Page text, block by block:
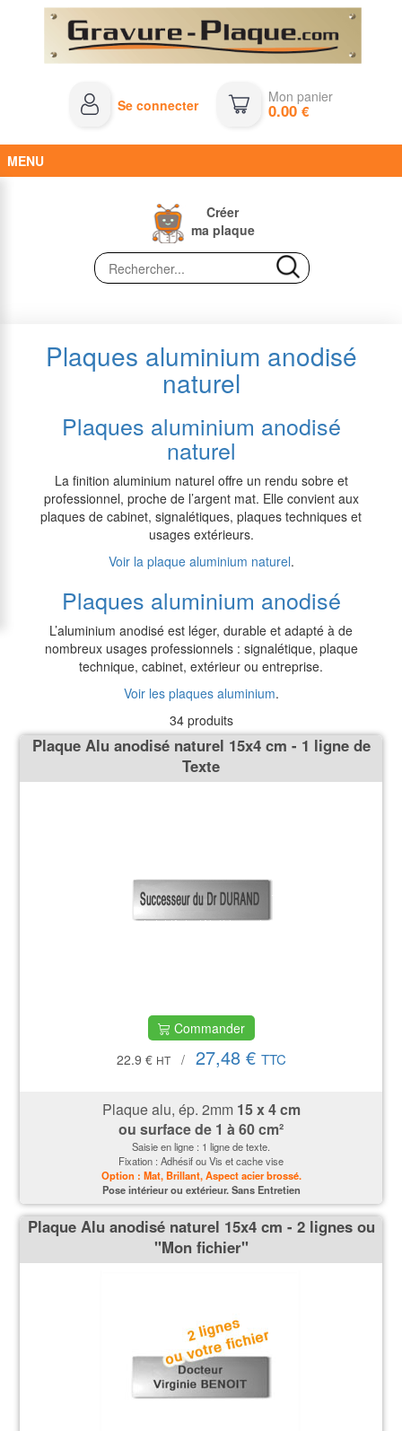
Se connecter Mon panier
0.00€
MENU
Créer
ma plaque
Plaques aluminium anodisé
naturel
Plaques aluminium anodisé
naturel
La finition aluminium naturel offre un rendu sobre et
professionnel, proche de l’argent mat. Elle convient aux
plaques de cabinet, signalétiques, plaques techniques et
usages extérieurs.
Voir la plaque aluminium naturel.
Plaques aluminium anodisé
L’aluminium anodisé est léger, durable et adapté à de
nombreux usages professionnels : signalétique, plaque
technique, cabinet, extérieur ou entreprise.
Voir les plaques aluminium.
34 produits
Plaque Alu anodisé naturel 15x4 cm - 1 ligne de
Texte
Commander
22.9 € HT / 27,48 € TTC
Plaque alu, ép. 2mm15 x 4 cm
ou surface de 1 à 60 cm²
Saisie en ligne : 1 ligne de texte.
Fixation : Adhésif ou Vis et cache vise
Option : Mat, Brillant, Aspect acier brossé.
Pose intérieur ou extérieur. Sans Entretien
Plaque Alu anodisé naturel 15x4 cm - 2 lignes ou
''Mon fichier''